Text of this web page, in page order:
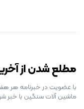
مطلع شدن از
با عضویت در خبرنامه هر
ماشین آلات سنگین با خبر